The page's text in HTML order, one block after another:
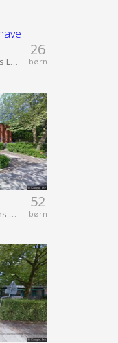
26
børn
Trongårdsvej 60 , 2800 Kongens Lyngby
52
børn
Emil Pipersvej 21 , 2800 Kongens Lyngby